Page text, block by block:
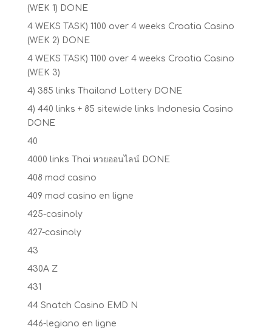
(WEK 1) DONE
4 WEKS TASK) 1100 over 4 weeks Croatia Casino
(WEK 2) DONE
4 WEKS TASK) 1100 over 4 weeks Croatia Casino
(WEK 3)
4) 385 links Thailand Lottery DONE
4) 440 links + 85 sitewide links Indonesia Casino
DONE
40
4000 links Thai หวยออนไลน์ DONE
408 mad casino
409 mad casino en ligne
425-casinoly
427-casinoly
43
430A Z
431
44 Snatch Casino EMD N
446-legiano en ligne